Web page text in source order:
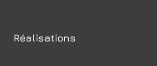
Réalisations